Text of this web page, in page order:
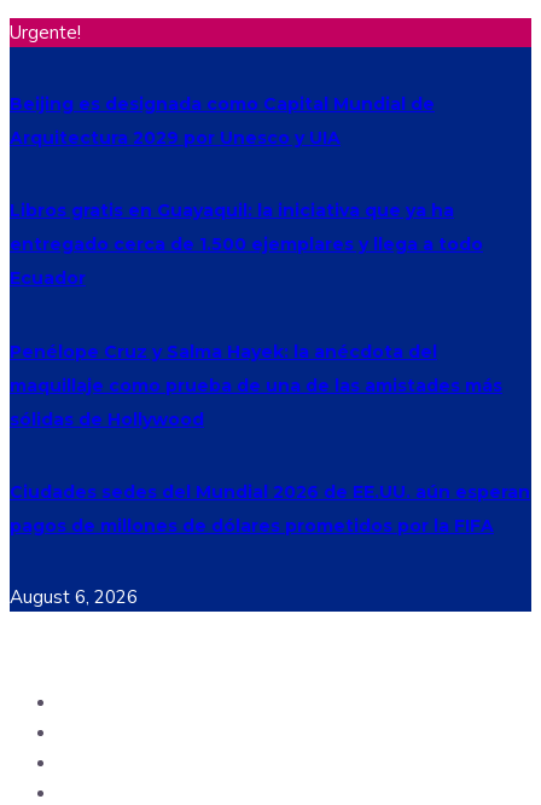
Urgente!
Beijing es designada como Capital Mundial de
Arquitectura 2029 por Unesco y UIA
Libros gratis en Guayaquil: la iniciativa que ya ha
entregado cerca de 1.500 ejemplares y llega a todo
Ecuador
Penélope Cruz y Salma Hayek: la anécdota del
maquillaje como prueba de una de las amistades más
sólidas de Hollywood
Ciudades sedes del Mundial 2026 de EE.UU. aún esperan
pagos de millones de dólares prometidos por la FIFA
August 6, 2026